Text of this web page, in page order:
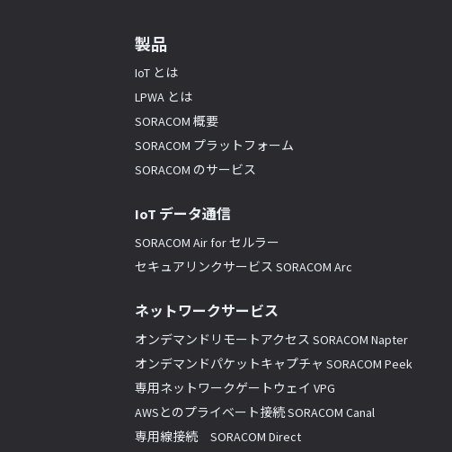
製品
IoT とは
LPWA とは
SORACOM 概要
SORACOM プラットフォーム
SORACOM のサービス
IoT データ通信
SORACOM Air for セルラー
セキュアリンクサービス SORACOM Arc
ネットワークサービス
オンデマンドリモートアクセス SORACOM Napter
オンデマンドパケットキャプチャ SORACOM Peek
専用ネットワークゲートウェイ VPG
AWSとのプライベート接続 SORACOM Canal
専用線接続 SORACOM Direct